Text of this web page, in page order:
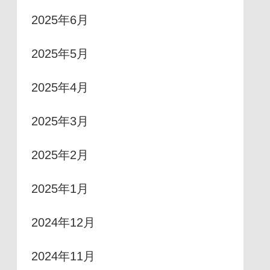
2025年6月
2025年5月
2025年4月
2025年3月
2025年2月
2025年1月
2024年12月
2024年11月